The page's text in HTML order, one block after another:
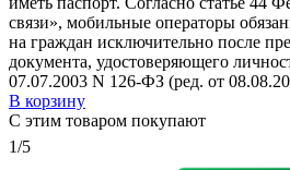
связи», мобильные операторы
на граждан исключительно после
документа, удостоверяющего
07.07.2003 N 126-ФЗ (ред. от
В корзину
С этим товаром покупают
1/5